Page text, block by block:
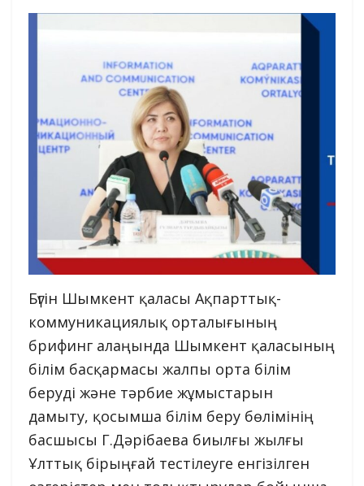
Бүгін Шымкент қаласы Ақпарттық-
коммуникациялық орталығының
брифинг алаңында Шымкент қаласының
білім басқармасы жалпы орта білім
беруді және тәрбие жұмыстарын
дамыту, қосымша білім беру бөлімінің
басшысы Г.Дәрібаева биылғы жылғы
Ұлттық бірыңғай тестілеуге енгізілген